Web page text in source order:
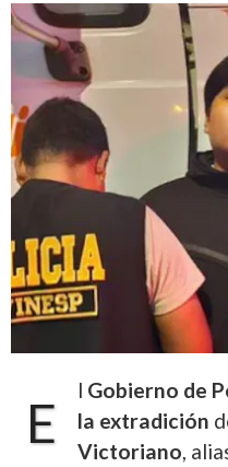
E
l Gobierno de
la extradición
Victoriano,